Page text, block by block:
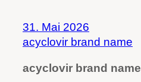
31. Mai 2026
acyclovir brand name
acyclovir brand name